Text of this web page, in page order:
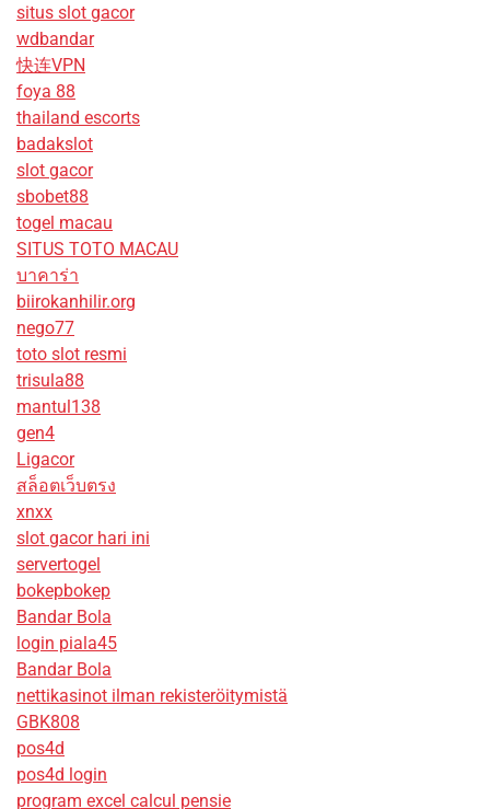
situs slot gacor
wdbandar
快连VPN
foya 88
thailand escorts
badakslot
slot gacor
sbobet88
togel macau
SITUS TOTO MACAU
บาคาร่า
biirokanhilir.org
nego77
toto slot resmi
trisula88
mantul138
gen4
Ligacor
สล็อตเว็บตรง
xnxx
slot gacor hari ini
servertogel
bokepbokep
Bandar Bola
login piala45
Bandar Bola
nettikasinot ilman rekisteröitymistä
GBK808
pos4d
pos4d login
program excel calcul pensie